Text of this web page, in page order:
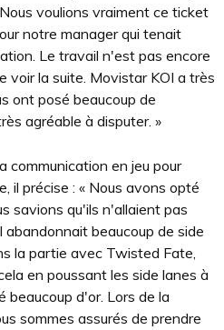
voulions vraiment ce ticket
notre manager qui tenait
Le travail n'est pas encore
voir la suite. Movistar KOI a très
ont posé beaucoup de
agréable à disputer. »
communication en jeu pour
il précise : « Nous avons opté
savions qu'ils n'allaient pas
beaucoup de side
la partie avec Twisted Fate,
en poussant les side lanes à
beaucoup d'or. Lors de la
sommes assurés de prendre